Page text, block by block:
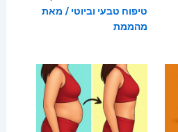
טיפוח טבעי וביוטי / מאת
מהממת